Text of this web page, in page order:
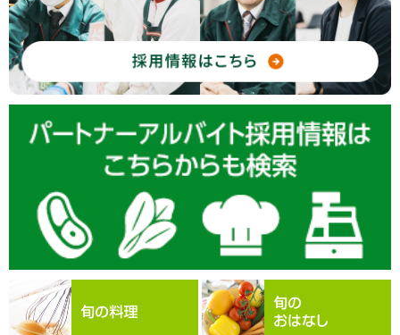
2026.07.04
新ブランド「フレア善行店」がオープンしました ～生鮮のエースと
して、毎日の食卓をもっと幸せに～
2026.05.25
未利用玉ねぎを美味しく“アップサイクル” “もったいない”が生まれ
変わる第２弾！「自家製たれが決め手！豚生姜焼弁当」新発売
従業員体験向上プラットフォーム「TUNAG」を導入 ～従業員一人
ひとりが参画する、全社に一体感を生むコミュニケーションDXへ
2026.04.10
第17回からあげグランプリ東日本スーパー総菜部門で「神奈川の
味！湘南ゴールド入り鶏もも塩唐揚」が“金賞”を受賞